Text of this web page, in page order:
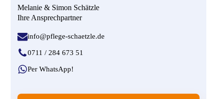
Zaberfeld
Schwaigern
Melanie & Simon Schätzle
Ihre Ansprechpartner
info@pflege-schaetzle.de
0711 / 284 673 51
Per WhatsApp!